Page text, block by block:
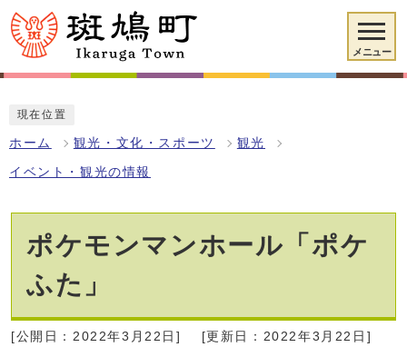
メニュー
現在位置
ホーム 観光・文化・スポーツ 観光
イベント・観光の情報
ポケモンマンホール「ポケ
ふた」
[公開日：2022年3月22日]
[更新日：2022年3月22日]